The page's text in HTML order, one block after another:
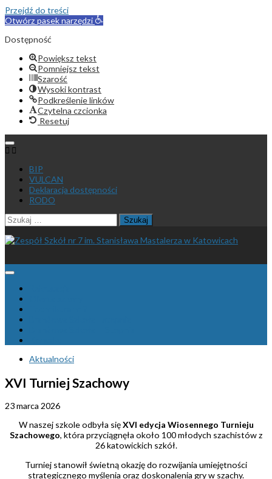
Przejdź do treści
Otwórz pasek narzędzi
Dostępność
Powiększ tekst
Pomniejsz tekst
Szarość
Wysoki kontrast
Podkreślenie linków
Czytelna czcionka
Resetuj
Przejdź
do
BIP
VULCAN
Deklaracja dostępności
RODO
Szukaj:
Aktualności
XVI Turniej Szachowy
23 marca 2026
W naszej szkole odbyła sięXVI edycja Wiosennego Turnieju
Szachowego, która przyciągnęła około 100 młodych szachistów z
26 katowickich szkół.
Turniej stanowił świetną okazję do rozwijania umiejętności
strategicznego myślenia oraz doskonalenia gry w szachy.